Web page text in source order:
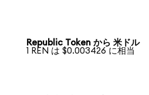
Republic Token から 米ドル
1 REN は $0.003426 に相当